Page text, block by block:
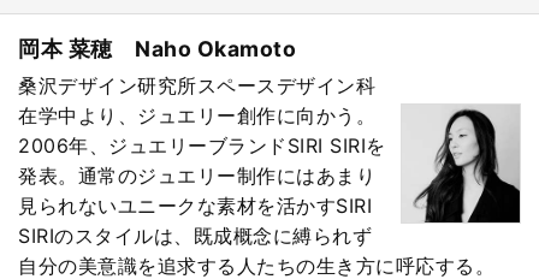
岡本 菜穂 Naho Okamoto
桑沢デザイン研究所スペースデザイン科
在学中より、ジュエリー創作に向かう。
2006年、ジュエリーブランドSIRI SIRIを
発表。通常のジュエリー制作にはあまり
見られないユニークな素材を活かすSIRI
SIRIのスタイルは、既成概念に縛られず
自分の美意識を追求する人たちの生き方に呼応する。